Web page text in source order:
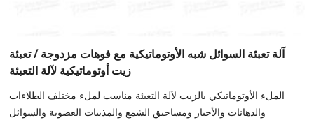
آلة تعبئة السوائل شبه الأوتوماتيكية مع فوهات مزدوجة / تعبئة
زيت أوتوماتيكية لآلة التعبئة
الملء الأوتوماتيكي بالزيت لآلة التعبئة مناسب لملء مختلف الطلاءات
والدهانات والأحبار ومساحيق الشمع والمذيبات العضوية والسوائل